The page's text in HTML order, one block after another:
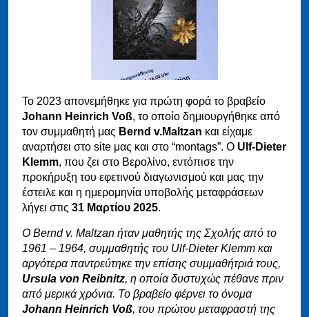
Το 2023 απονεμήθηκε για πρώτη φορά το βραβείο
Johann Heinrich Voß, το οποίο δημιουργήθηκε από
τον συμμαθητή μας Bernd v.Maltzan και είχαμε
αναρτήσει στο site μας και στο “montags”. Ο Ulf-Dieter
Klemm, που ζει στο Βερολίνο, εντόπισε την
προκήρυξη του εφετινού διαγωνισμού και μας την
έστειλε και η ημερομηνία υποβολής μεταφράσεων
λήγει στις 31 Μαρτίου 2025.
Ο Bernd v. Maltzan ήταν μαθητής της Σχολής από το
1961 – 1964, συμμαθητής του Ulf-Dieter Klemm και
αργότερα παντρεύτηκε την επίσης συμμαθήτριά τους,
Ursula von Reibnitz, η οποία δυστυχώς πέθανε πριν
από μερικά χρόνια. Το βραβείο φέρνει το όνομα
Johann Heinrich Voß, του πρώτου μεταφραστή της